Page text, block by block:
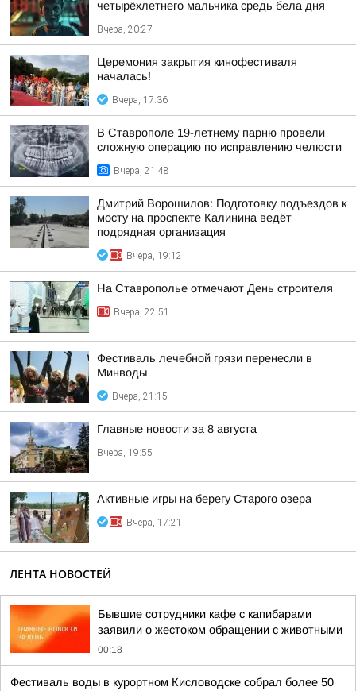
четырёхлетнего мальчика средь бела дня
Вчера, 20:27
Церемония закрытия кинофестиваля
началась!
Вчера, 17:36
В Ставрополе 19-летнему парню провели
сложную операцию по исправлению челюсти
Вчера, 21:48
Дмитрий Ворошилов: Подготовку подъездов к
мосту на проспекте Калинина ведёт
подрядная организация
Вчера, 19:12
На Ставрополье отмечают День строителя
Вчера, 22:51
Фестиваль лечебной грязи перенесли в
Минводы
Вчера, 21:15
Главные новости за 8 августа
Вчера, 19:55
Активные игры на берегу Старого озера
Вчера, 17:21
ЛЕНТА НОВОСТЕЙ
Бывшие сотрудники кафе с капибарами
заявили о жестоком обращении с животными
00:18
Фестиваль воды в курортном Кисловодске собрал более 50